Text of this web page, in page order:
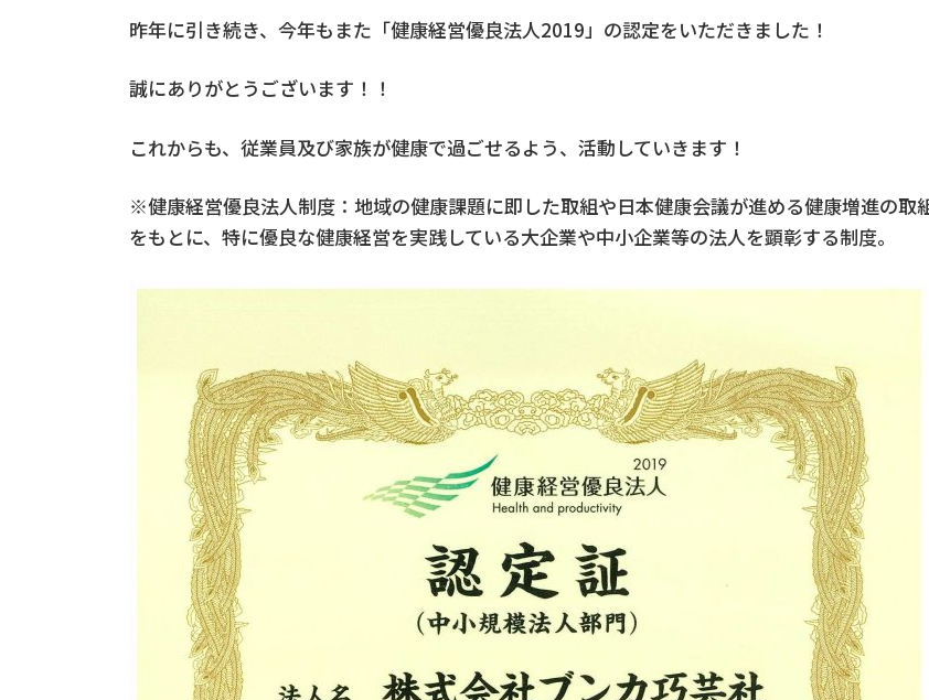
昨年に引き続き、今年もまた「健康経営優良法人2019」の認定をいただきました！
誠にありがとうございます！！
これからも、従業員及び家族が健康で過ごせるよう、活動していきます！
※健康経営優良法人制度：地域の健康課題に即した取組や日本健康会議が進める健康増進の取
をもとに、特に優良な健康経営を実践している大企業や中小企業等の法人を顕彰する制度。